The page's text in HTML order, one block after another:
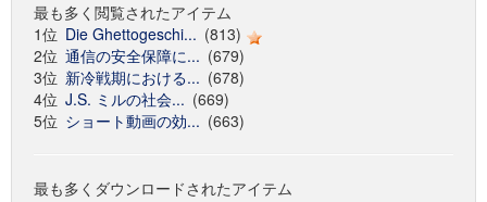
最も多く閲覧されたアイテム
1位 Die Ghettogeschi... (813)
2位 通信の安全保障に... (679)
3位 新冷戦期における... (678)
4位 J.S. ミルの社会... (669)
5位 ショート動画の効... (663)
最も多くダウンロードされたアイテム